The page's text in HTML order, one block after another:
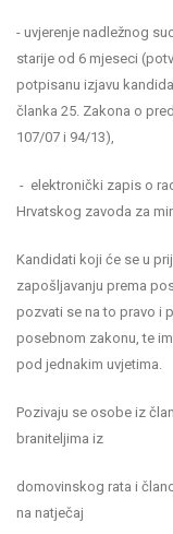
- uvjerenje nadležnog
starije od 6 mjeseci
potpisanu izjavu
članka 25. Zakona o
107/07 i 94/13),
- elektronički zapis o
Hrvatskog zavoda za
Kandidati koji će se u
zapošljavanju prema
pozvati se na to pravo i
posebnom zakonu, te
pod jednakim uvjetima.
Pozivaju se osobe iz
braniteljima iz
domovinskog rata i
na natječaj